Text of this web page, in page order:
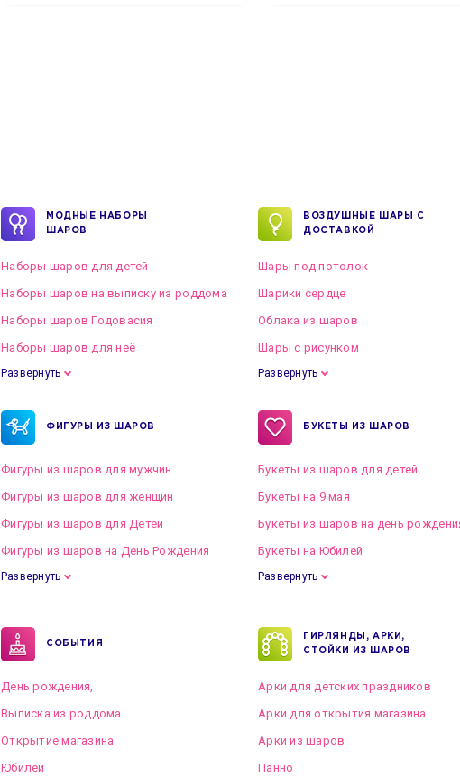
МОДНЫЕ НАБОРЫ
ШАРОВ
Наборы шаров для детей
Наборы шаров на выписку из роддома
Наборы шаров Годовасия
Наборы шаров для неё
Развернуть
ВОЗДУШНЫЕ ШАРЫ С
ДОСТАВКОЙ
Шары под потолок
Шарики сердце
Облака из шаров
Шары с рисунком
Развернуть
ФИГУРЫ ИЗ ШАРОВ
Фигуры из шаров для мужчин
Фигуры из шаров для женщин
Фигуры из шаров для Детей
Фигуры из шаров на День Рождения
Развернуть
БУКЕТЫ ИЗ ШАРОВ
Букеты из шаров для детей
Букеты на 9 мая
Букеты из шаров на день
Букеты на Юбилей
Развернуть
СОБЫТИЯ
День рождения,
Выписка из роддома
Открытие магазина
Юбилей
ГИРЛЯНДЫ, АРКИ,
СТОЙКИ ИЗ ШАРОВ
Арки для детских праздников
Арки для открытия магазина
Арки из шаров
Панно